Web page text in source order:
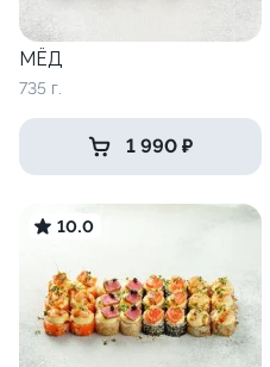
МЁД
735 г.
1 990 ₽
10.0